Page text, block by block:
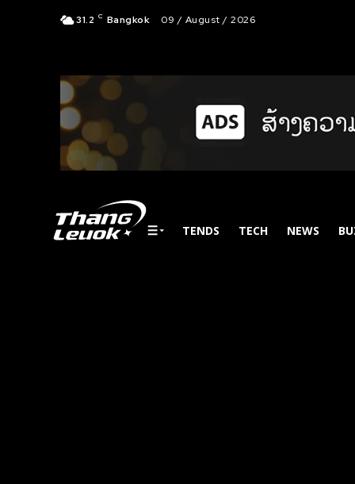
31.2 C Bangkok 09 / August / 2026
TENDS TECH NEWS